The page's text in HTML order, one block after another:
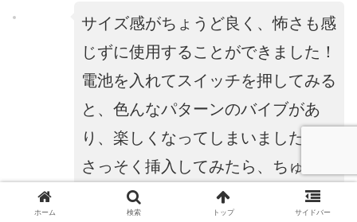
サイズ感がちょうど良く、怖さも感
じずに使用することができました！
電池を入れてスイッチを押してみる
と、色んなパターンのバイブがあ
り、楽しくなってしまいました！
さっそく挿入してみたら、ちゅるん
っと入っていき、挿入した瞬間から
ホーム 検索 トップ サイドバー